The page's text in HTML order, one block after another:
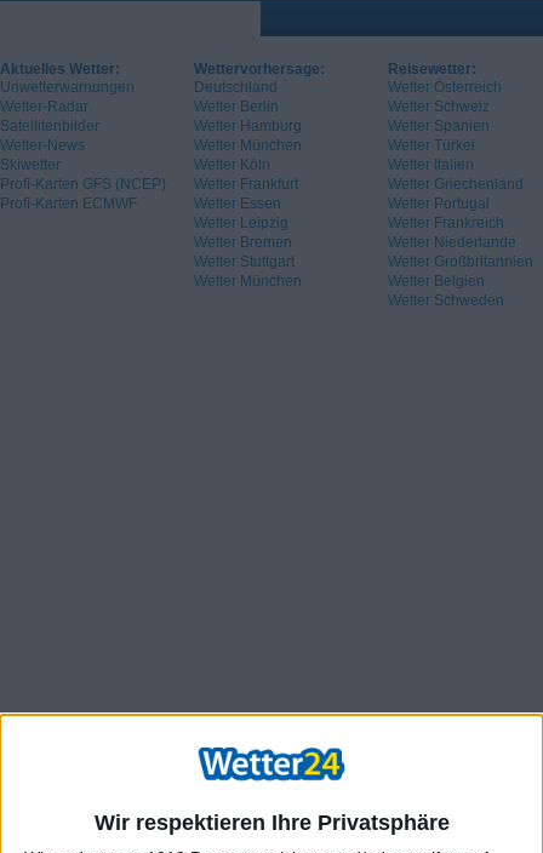
Wir respektieren Ihre Privatsphäre
Aktuelles Wetter:
Unwetterwarnungen
Wetter-Radar
Satellitenbilder
Wetter-News
Skiwetter
Profi-Karten GFS (NCEP)
Profi-Karten ECMWF
Wettervorhersage:
Deutschland
Wetter Berlin
Wetter Hamburg
Wetter München
Wetter Köln
Wetter Frankfurt
Wetter Essen
Wetter Leipzig
Wetter Bremen
Wetter Stuttgart
Wetter München
Reisewetter:
Wetter Österreich
Wetter Schweiz
Wetter Spanien
Wetter Türkei
Wetter Italien
Wetter Griechenland
Wetter Portugal
Wetter Frankreich
Wetter Niederlande
Wetter Großbritannien
Wetter Belgien
Wetter Schweden